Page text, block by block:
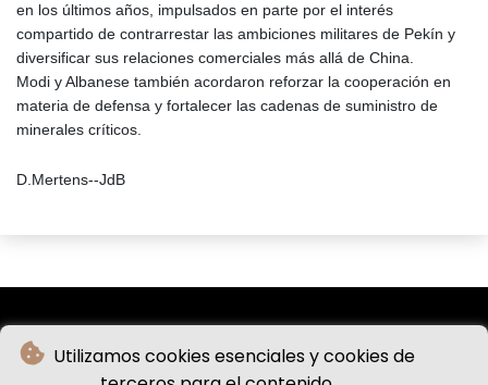
Utilizamos cookies esenciales y cookies de
en los últimos años, impulsados en parte por el interés
compartido de contrarrestar las ambiciones militares de Pekín y
diversificar sus relaciones comerciales más allá de China.
Modi y Albanese también acordaron reforzar la cooperación en
materia de defensa y fortalecer las cadenas de suministro de
minerales críticos.
D.Mertens--JdB